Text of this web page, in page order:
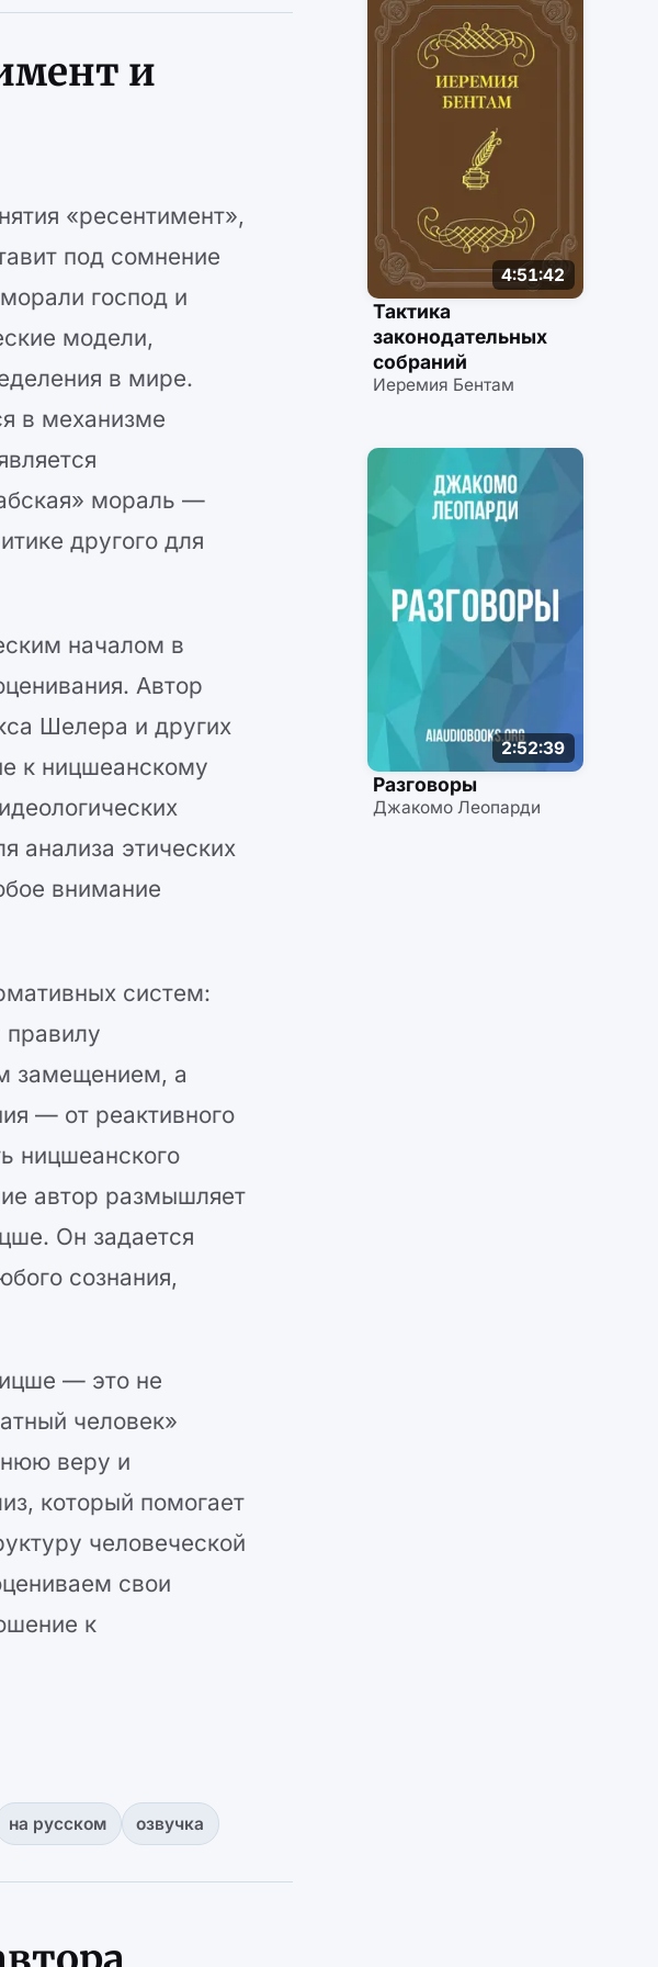
и
«ресентимент»,
под сомнение
господ и
модели,
в мире.
в механизме
мораль —
другого для
началом в
Автор
Шелера и других
к ницшеанскому
анализа этических
внимание
систем:
правилу
замещением, а
— от реактивного
ницшеанского
автор размышляет
Он задается
сознания,
— это не
человек»
веру и
который помогает
человеческой
свои
к
на русском озвучка
4:51:42
Тактика
законодательных
собраний
Иеремия Бентам
2:52:39
Разговоры
Джакомо Леопарди